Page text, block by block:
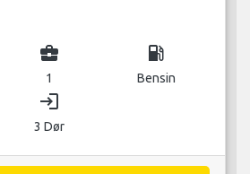
business_center
1
local_gas_station
Bensin
login
3 Dør